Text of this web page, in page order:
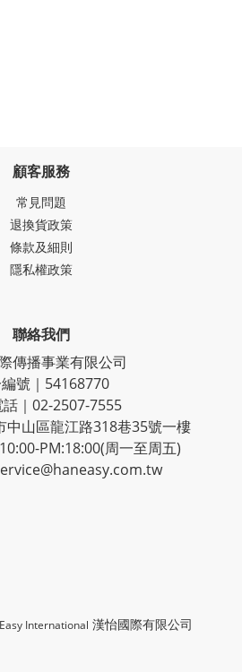
顧客服務
常見問題
退換貨政策
條款及細則
隱私權政策
聯絡我們
傳播事業有限公司
號｜54168770
｜02-2507-7555
中山區龍江路318巷35號一樓
PM:18:00(周一至周五)
International 漢怡國際有限公司